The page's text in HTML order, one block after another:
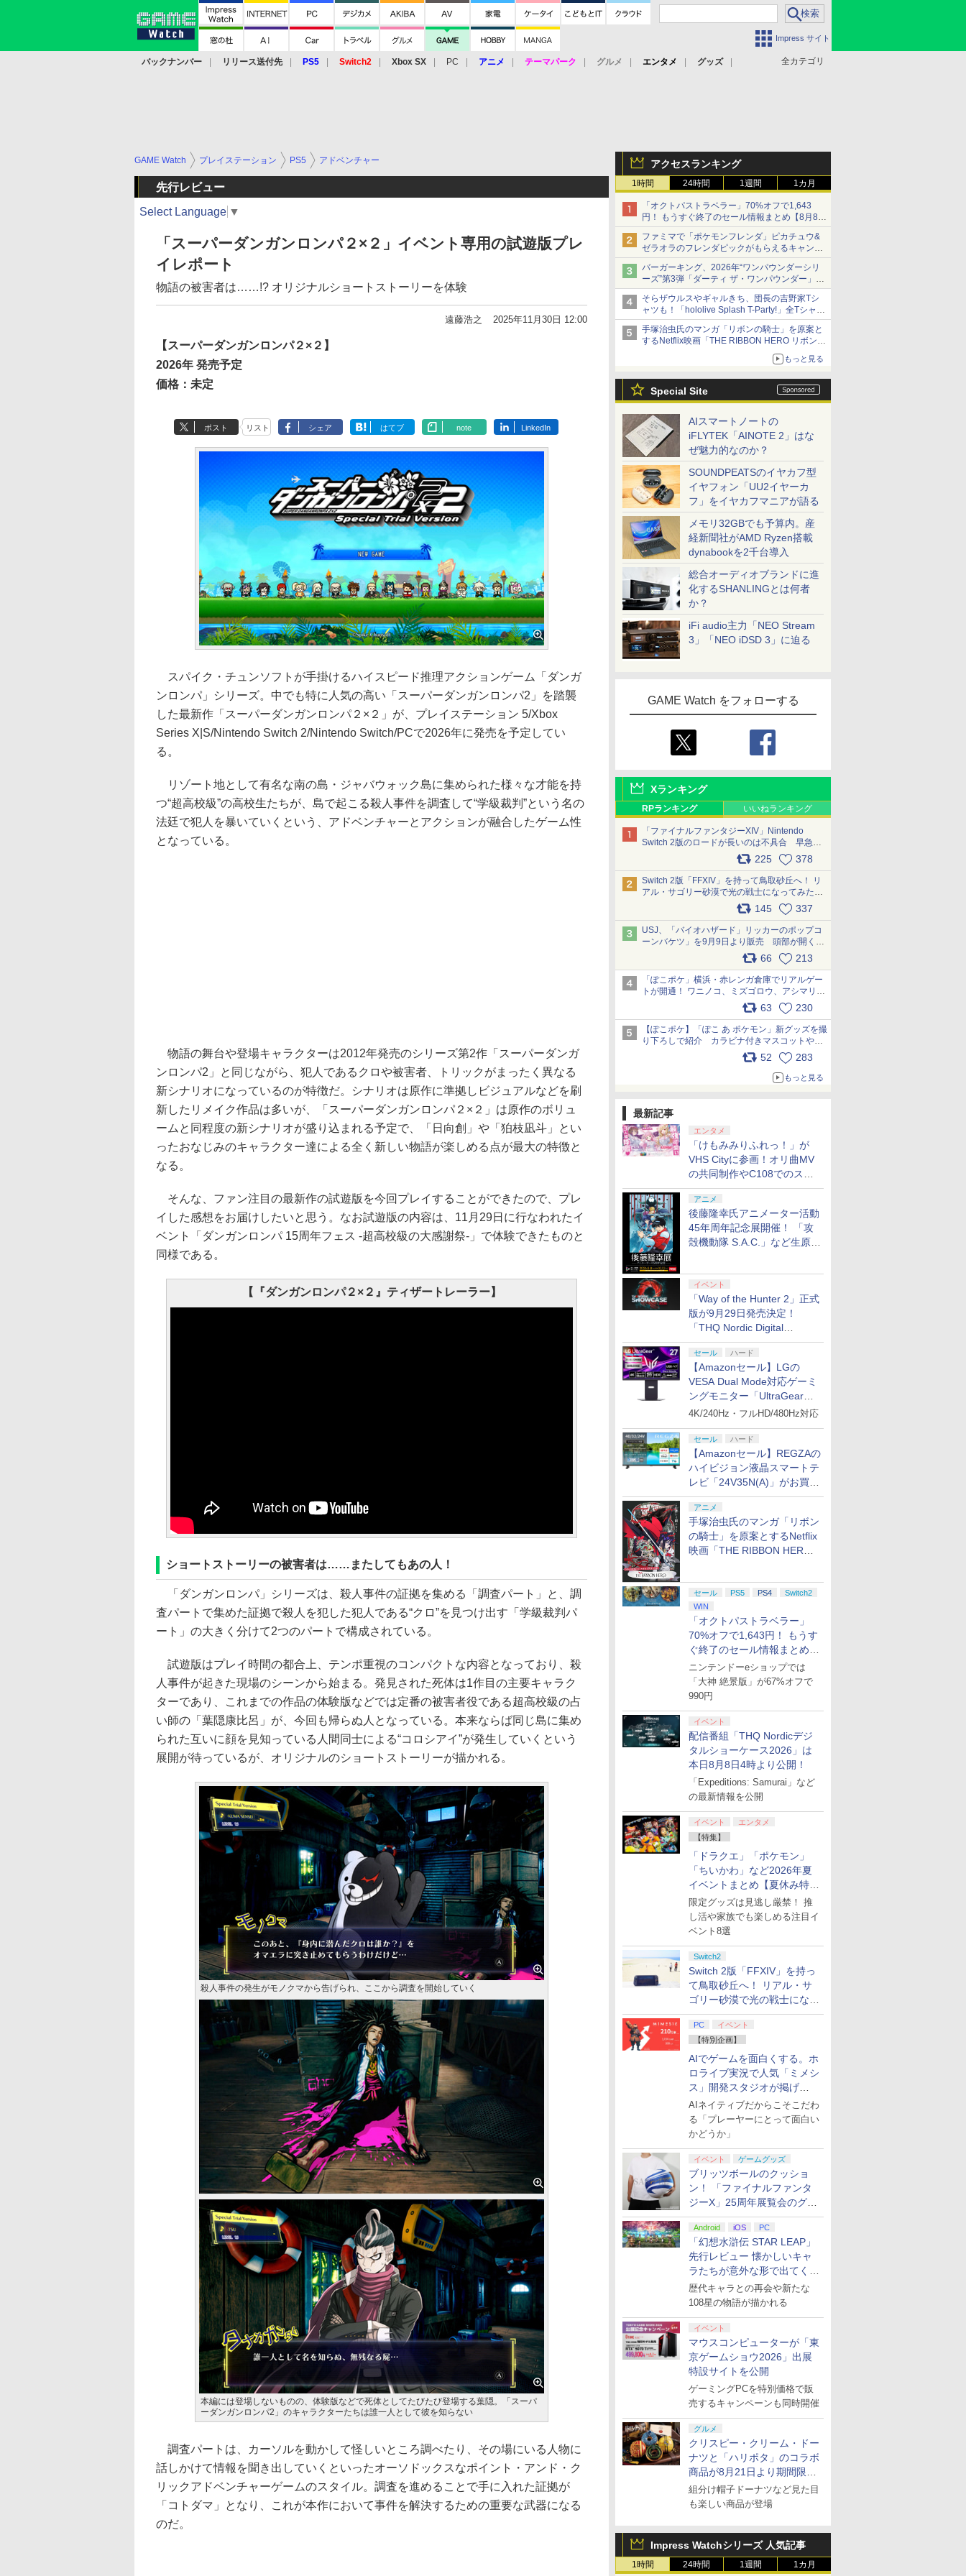
Impress サイト
全カテゴリ
バックナンバー リリース送付先 PS5 Switch2 Xbox SX PC アニメ テーマパーク グルメ エンタメ
グッズ
アクセスランキング
1時間 24時間 1週間 1カ月
「オクトパストラベラー」70%オフで1,643
円！ もうすぐ終了のセール情報まとめ【8月8日
更新】
ニンテンドーeショップでは「大神 絶景版」が
67%オフで990円
ファミマで「ポケモンフレンダ」ピカチュウ&
ゼラオラのフレンダピックがもらえるキャンペ
ーン開催！
バーガーキング、2026年“ワンパウンダーシリ
ーズ”第3弾「ダーティ ザ・ワンパウンダー」を
8月7日発売
「特製ガーリックマヨソース」を使用した超大
型チーズバーガー
そらザウルスやギャルきち、団長の吉野家Tシ
ャツも！「hololive Splash T-Party!」全Tシャツ
ラインナップ公開＆オンライン販売開始
手塚治虫氏のマンガ「リボンの騎士」を原案と
するNetflix映画「THE RIBBON HERO リボンヒ
もっと見る
Special Site
AIスマートノートの
iFLYTEK「AINOTE 2」はな
ぜ魅力的なのか？
SOUNDPEATSのイヤカフ型
イヤフォン「UU2イヤーカ
フ」をイヤカフマニアが語る
メモリ32GBでも予算内。産
経新聞社がAMD Ryzen搭載
dynabookを2千台導入
総合オーディオブランドに進
化するSHANLINGとは何者
か？
iFi audio主力「NEO Stream
3」「NEO iDSD 3」に迫る
GAME Watch をフォローする
Xランキング
RPランキング いいねランキング
「ファイナルファンタジーXIV」Nintendo
Switch 2版のロードが長いのは不具合 早急に
アップデートできるよう対応中225 378
Switch 2版「FFXIV」を持って鳥取砂丘へ！ リ
アル・サゴリー砂漠で光の戦士になってみた
145 337
USJ、「バイオハザード」リッカーのポップコ
ーンバケツ」を9月9日より販売 頭部が開く仕
組み。味は恐怖を堪のう「味噌フレーバー」
66 213
「ぽこポケ」横浜・赤レンガ倉庫でリアルゲー
トが開通！ ワニノコ、ミズゴロウ、アシマリ登
場シーンをレポート pic.x.com/LDgEByVl6D
63 230
【ぽこポケ】「ぽこ あ ポケモン」新グッズを撮
り下ろしで紹介 カラビナ付きマスコットやス
52 283
もっと見る
最新記事
エンタメ
「けもみみりふれっ！」が
VHS Cityに参画！オリ曲MV
の共同制作やC108でのスペ
シャルコラボ広告を掲出
アニメ
後藤隆幸氏アニメーター活動
45年周年記念展開催！ 「攻
殻機動隊 S.A.C.」など生原
イベント
「Way of the Hunter 2」正式
版が9月29日発売決定！
「THQ Nordic Digital
Showcase 2026」まとめ
セール ハード
【Amazonセール】LGの
VESA Dual Mode対応ゲーミ
ングモニター「UltraGear
27G850A-B」がお買い得！
4K/240Hz・フルHD/480Hz対応
セール ハード
【Amazonセール】REGZAの
ハイビジョン液晶スマートテ
レビ「24V35N(A)」がお買い
得！
アニメ
手塚治虫氏のマンガ「リボン
の騎士」を原案とするNetflix
映画「THE RIBBON HERO
セール PS5 PS4
Switch2
WIN
「オクトパストラベラー」
70%オフで1,643円！ もうす
ぐ終了のセール情報まとめ
【8月8日更新】
ニンテンドーeショップでは
「大神 絶景版」が67%オフで
990円
イベント
配信番組「THQ Nordicデジ
タルショーケース2026」は
本日8月8日4時より公開！
「Expeditions: Samurai」など
の最新情報を公開
イベント
エンタメ
【特集】
「ドラクエ」「ポケモン」
「ちいかわ」など2026年夏
イベントまとめ【夏休み特
集】
限定グッズは見逃し厳禁！ 推
し活や家族でも楽しめる注目イ
ベント8選
Switch2
Switch 2版「FFXIV」を持っ
て鳥取砂丘へ！ リアル・サ
ゴリー砂漠で光の戦士になっ
てみた
PC
イベント
【特別企画】
AIでゲームを面白くする。ホ
ロライブ実況で人気「ミメシ
ス」開発スタジオが掲げ
る“AI活用の信念”とは？【講
演レポート】
AIネイティブだからこそこだわ
る「プレーヤーにとって面白い
かどうか」
イベント ゲームグッズ
ブリッツボールのクッショ
ン！ 「ファイナルファンタ
ジーX」25周年展覧会のグッ
ズ情報が公開
Android iOS PC
「幻想水滸伝 STAR LEAP」
先行レビュー 懐かしいキャ
ラたちが意外な形で出てくる
シリーズ完全新作！
歴代キャラとの再会や新たな
108星の物語が描かれる
イベント
マウスコンピューターが「東
京ゲームショウ2026」出展
特設サイトを公開
ゲーミングPCを特別価格で販
売するキャンペーンも同時開催
グルメ
クリスピー・クリーム・ドー
ナツと「ハリポタ」のコラボ
商品が8月21日より期間限定
で発売
組分け帽子ドーナツなど見た目
も楽しい商品が登場
Impress Watchシリーズ 人気記事
1時間 24時間 1週間 1カ月
GAME Watch プレイステーション PS5 アドベンチャー
先行レビュー
Select Language ▼
「スーパーダンガンロンパ２×２」イベント専用の試遊版プレ
イレポート
物語の被害者は……!? オリジナルショートストーリーを体験
遠藤浩之 2025年11月30日 12:00
【スーパーダンガンロンパ２×２】
2026年 発売予定
価格：未定
ポスト リスト シェア はてブ note LinkedIn
スパイク・チュンソフトが手掛けるハイスピード推理アクションゲーム「ダンガ
ンロンパ」シリーズ。中でも特に人気の高い「スーパーダンガンロンパ2」を踏襲
した最新作「スーパーダンガンロンパ２×２」が、プレイステーション 5/Xbox
Series X|S/Nintendo Switch 2/Nintendo Switch/PCで2026年に発売を予定してい
る。
リゾート地として有名な南の島・ジャバウォック島に集められた様々な才能を持
つ“超高校級”の高校生たちが、島で起こる殺人事件を調査して“学級裁判”という名の
法廷で犯人を暴いていくという、アドベンチャーとアクションが融合したゲーム性
となっている。
物語の舞台や登場キャラクターは2012年発売のシリーズ第2作「スーパーダンガ
ンロンパ2」と同じながら、犯人であるクロや被害者、トリックがまったく異なる
新シナリオになっているのが特徴だ。シナリオは原作に準拠しビジュアルなどを刷
新したリメイク作品は多いが、「スーパーダンガンロンパ２×２」は原作のボリュ
ームと同程度の新シナリオが盛り込まれる予定で、「日向創」や「狛枝凪斗」とい
ったおなじみのキャラクター達による全く新しい物語が楽しめる点が最大の特徴と
なる。
そんな、ファン注目の最新作の試遊版を今回プレイすることができたので、プレ
イした感想をお届けしたいと思う。なお試遊版の内容は、11月29日に行なわれたイ
ベント「ダンガンロンパ 15周年フェス -超高校級の大感謝祭-」で体験できたものと
同様である。
【『ダンガンロンパ２×２』ティザートレーラー】
ショートストーリーの被害者は……またしてもあの人！
「ダンガンロンパ」シリーズは、殺人事件の証拠を集める「調査パート」と、調
査パートで集めた証拠で殺人を犯した犯人である“クロ”を見つけ出す「学級裁判パ
ート」の大きく分けて2つのパートで構成されている。
試遊版はプレイ時間の都合上、テンポ重視のコンパクトな内容となっており、殺
人事件が起きた現場のシーンから始まる。発見された死体は1作目の主要キャラク
ターであり、これまでの作品の体験版などでは定番の被害者役である超高校級の占
い師の「葉隠康比呂」が、今回も帰らぬ人となっている。本来ならば同じ島に集め
られた互いに顔を見知っている人間同士による“コロシアイ”が発生していくという
展開が待っているが、オリジナルのショートストーリーが描かれる。
殺人事件の発生がモノクマから告げられ、ここから調査を開始していく
本編には登場しないものの、体験版などで死体としてたびたび登場する葉隠。「スーパ
ーダンガンロンパ2」のキャラクターたちは誰一人として彼を知らない
調査パートは、カーソルを動かして怪しいところ調べたり、その場にいる人物に
話しかけて情報を聞き出していくといったオーソドックスなポイント・アンド・ク
リックアドベンチャーゲームのスタイル。調査を進めることで手に入れた証拠が
「コトダマ」となり、これが本作において事件を解決するための重要な武器になる
のだ。